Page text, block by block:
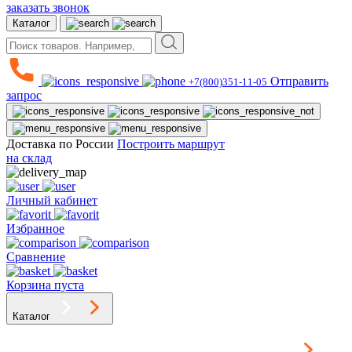
заказать звонок
Каталог
+7(800)351-11-05 Отправить
запрос
Доставка по России Построить маршрут
на склад
Личный кабинет
Избранное
Сравнение
Корзина пуста
Каталог